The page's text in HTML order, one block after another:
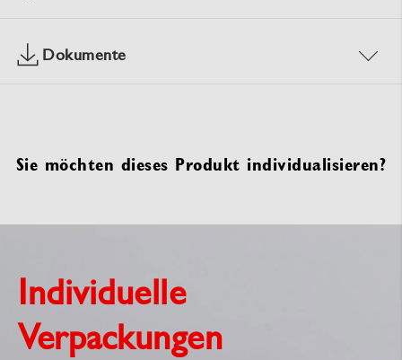
Dokumente
Sie möchten dieses Produkt individualisieren?
Individuelle
Verpackungen